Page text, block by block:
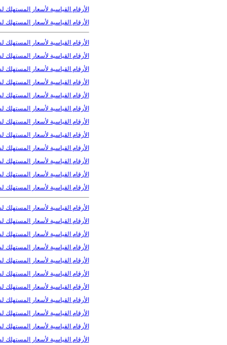
الأرقام القیاسیة لأسعار المستھلك
الأرقام القیاسیة لأسعار المستھلك
الأرقام القیاسیة لأسعار المستھلك
الأرقام القیاسیة لأسعار المستھلك
الأرقام القیاسیة لأسعار المستھلك
الأرقام القیاسیة لأسعار المستھلك
الأرقام القیاسیة لأسعار المستھلك
الأرقام القیاسیة لأسعار المستھلك
الأرقام القیاسیة لأسعار المستھلك
الأرقام القیاسیة لأسعار المستھلك
الأرقام القیاسیة لأسعار المستھلك
الأرقام القیاسیة لأسعار المستھلك
الأرقام القیاسیة لأسعار المستھلك
الأرقام القیاسیة لأسعار المستھلك
الأرقام القیاسیة لأسعار المستھلك
الأرقام القیاسیة لأسعار المستھلك
الأرقام القیاسیة لأسعار المستھلك
الأرقام القیاسیة لأسعار المستھلك
الأرقام القیاسیة لأسعار المستھلك
الأرقام القیاسیة لأسعار المستھلك
الأرقام القیاسیة لأسعار المستھلك
الأرقام القیاسیة لأسعار المستھلك
الأرقام القیاسیة لأسعار المستھلك
الأرقام القیاسیة لأسعار المستھلك
الأرقام القیاسیة لأسعار المستھلك